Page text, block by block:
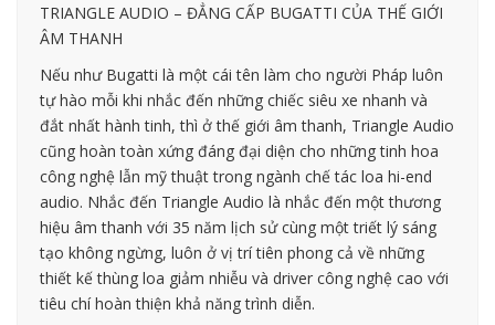
TRIANGLE AUDIO – ĐẲNG CẤP BUGATTI CỦA THẾ GIỚI
ÂM THANH
Nếu như Bugatti là một cái tên làm cho người Pháp luôn
tự hào mỗi khi nhắc đến những chiếc siêu xe nhanh và
đắt nhất hành tinh, thì ở thế giới âm thanh, Triangle Audio
cũng hoàn toàn xứng đáng đại diện cho những tinh hoa
công nghệ lẫn mỹ thuật trong ngành chế tác loa hi-end
audio. Nhắc đến Triangle Audio là nhắc đến một thương
hiệu âm thanh với 35 năm lịch sử cùng một triết lý sáng
tạo không ngừng, luôn ở vị trí tiên phong cả về những
thiết kế thùng loa giảm nhiễu và driver công nghệ cao với
tiêu chí hoàn thiện khả năng trình diễn.